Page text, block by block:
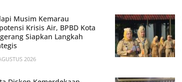
Musim Kemarau
Krisis Air, BPBD Kota
Siapkan Langkah
2026